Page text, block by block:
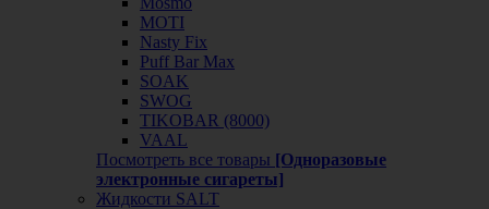
MOTI
Nasty Fix
Puff Bar Max
SOAK
SWOG
TIKOBAR (8000)
VAAL
Посмотреть все товары [Одноразовые
электронные сигареты]
Жидкости SALT